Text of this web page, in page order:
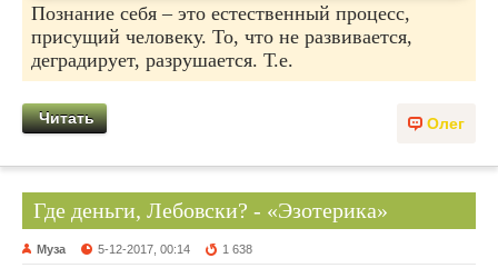
Познание себя – это естественный процесс,
присущий человеку. То, что не развивается,
деградирует, разрушается. Т.е.
Олег
Читать
Где деньги, Лебовски? - «Эзотерика»
Муза 5-12-2017, 00:14 1 638